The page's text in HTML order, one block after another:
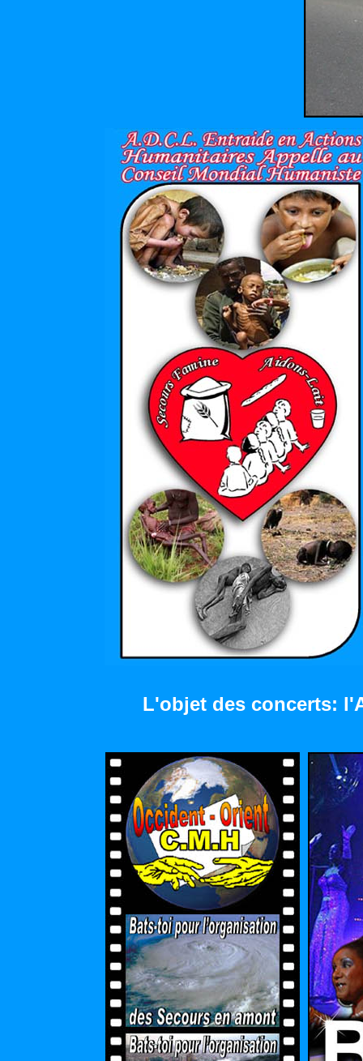
L'objet des concerts: